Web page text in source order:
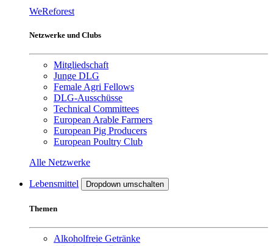
WeReforest
Netzwerke und Clubs
Mitgliedschaft
Junge DLG
Female Agri Fellows
DLG-Ausschüsse
Technical Committees
European Arable Farmers
European Pig Producers
European Poultry Club
Alle Netzwerke
Lebensmittel Dropdown umschalten
Themen
Alkoholfreie Getränke